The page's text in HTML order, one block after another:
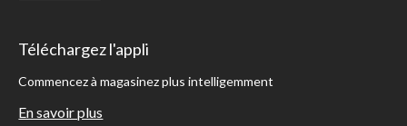
Téléchargez l'appli
Commencez à magasinez plus intelligemment
En savoir plus